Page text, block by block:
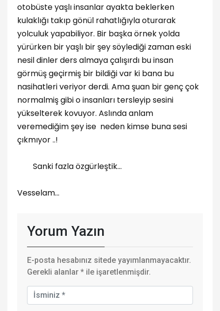
otobüste yaşlı insanlar ayakta beklerken
kulaklığı takıp gönül rahatlığıyla oturarak
yolculuk yapabiliyor. Bir başka örnek yolda
yürürken bir yaşlı bir şey söylediği zaman eski
nesil dinler ders almaya çalışırdı bu insan
görmüş geçirmiş bir bildiği var ki bana bu
nasihatleri veriyor derdi. Ama şuan bir genç çok
normalmiş gibi o insanları tersleyip sesini
yükselterek kovuyor. Aslında anlam
veremediğim şey ise neden kimse buna sesi
çıkmıyor ..!
Sanki fazla özgürleştik...
Vesselam...
Yorum Yazın
E-posta hesabınız sitede yayımlanmayacaktır.
Gerekli alanlar * ile işaretlenmişdir.